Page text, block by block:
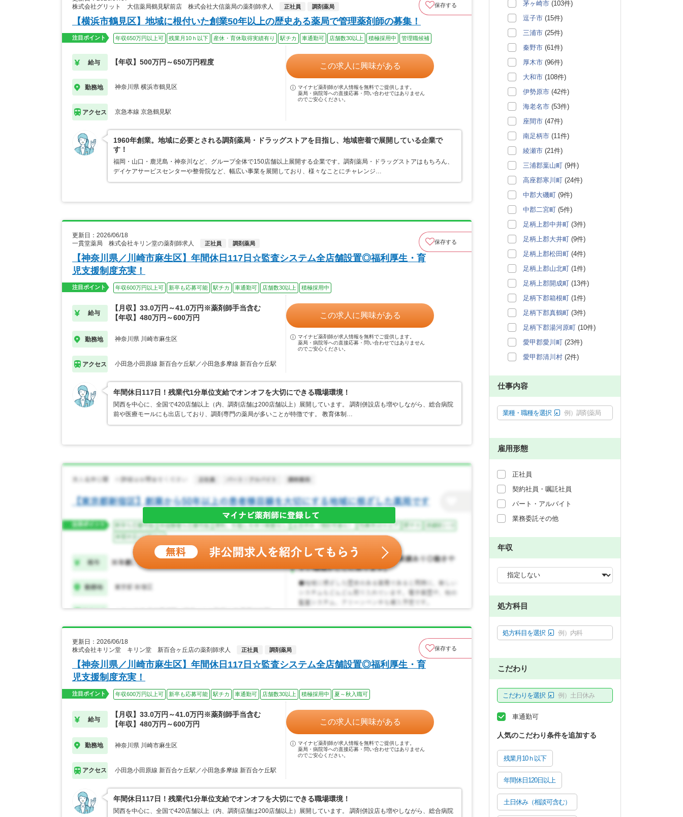
株式会社グリット 大信薬局鶴見駅前店 株式会社大信薬局の薬剤師求人
正社員 調剤薬局 保存する
【横浜市鶴見区】地域に根付いた創業50年以上の歴史ある薬局で管理薬剤師の募集！
注目ポイント 年収650万円以上可 残業月10ｈ以下 産休・育休取得実績有り 駅チカ 車通勤可 店舗数30以上 積極採用中 管理職候補
給与 【年収】500万円～650万円程度
勤務地 神奈川県 横浜市鶴見区
アクセス 京急本線 京急鶴見駅
この求人に興味がある
マイナビ薬剤師が求人情報を無料でご提供します。
薬局・病院等への直接応募・問い合わせではありません
のでご安心ください。
1960年創業。地域に必要とされる調剤薬局・ドラッグストアを目指し、地域密着で展開している企業で
す！
福岡・山口・鹿児島・神奈川など、グループ全体で150店舗以上展開する企業です。調剤薬局・ドラッグストアはもちろん、
デイケアサービスセンターや整骨院など、幅広い事業を展開しており、様々なことにチャレンジ…
更新日：2026/06/18
一貫堂薬局 株式会社キリン堂の薬剤師求人
正社員 調剤薬局 保存する
【神奈川県／川崎市麻生区】年間休日117日☆監査システム全店舗設置◎福利厚生・育
児支援制度充実！
注目ポイント 年収600万円以上可 新卒も応募可能 駅チカ 車通勤可 店舗数30以上 積極採用中
給与
【月収】33.0万円～41.0万円※薬剤師手当含む
【年収】480万円～600万円
勤務地 神奈川県 川崎市麻生区
アクセス 小田急小田原線 新百合ケ丘駅／小田急多摩線 新百合ケ丘駅
この求人に興味がある
マイナビ薬剤師が求人情報を無料でご提供します。
薬局・病院等への直接応募・問い合わせではありません
のでご安心ください。
年間休日117日！残業代1分単位支給でオンオフを大切にできる職場環境！
関西を中心に、全国で420店舗以上（内、調剤店舗は200店舗以上）展開しています。 調剤併設店も増やしながら、総合病院
前や医療モールにも出店しており、調剤専門の薬局が多いことが特徴です。 教育体制…
更新日：2026/06/18
株式会社キリン堂 キリン堂 新百合ヶ丘店の薬剤師求人
正社員 調剤薬局 保存する
【神奈川県／川崎市麻生区】年間休日117日☆監査システム全店舗設置◎福利厚生・育
児支援制度充実！
注目ポイント 年収600万円以上可 新卒も応募可能 駅チカ 車通勤可 店舗数30以上 積極採用中 夏～秋入職可
給与
【月収】33.0万円～41.0万円※薬剤師手当含む
【年収】480万円～600万円
勤務地 神奈川県 川崎市麻生区
アクセス 小田急小田原線 新百合ケ丘駅／小田急多摩線 新百合ケ丘駅
この求人に興味がある
マイナビ薬剤師が求人情報を無料でご提供します。
薬局・病院等への直接応募・問い合わせではありません
のでご安心ください。
年間休日117日！残業代1分単位支給でオンオフを大切にできる職場環境！
関西を中心に、全国で420店舗以上（内、調剤店舗は200店舗以上）展開しています。 調剤併設店も増やしながら、総合病院
茅ヶ崎市 (103件)
逗子市 (15件)
三浦市 (25件)
秦野市 (61件)
厚木市 (96件)
大和市 (108件)
伊勢原市 (42件)
海老名市 (53件)
座間市 (47件)
南足柄市 (11件)
綾瀬市 (21件)
三浦郡葉山町 (9件)
高座郡寒川町 (24件)
中郡大磯町 (9件)
中郡二宮町 (5件)
足柄上郡中井町 (3件)
足柄上郡大井町 (9件)
足柄上郡松田町 (4件)
足柄上郡山北町 (1件)
足柄上郡開成町 (13件)
足柄下郡箱根町 (1件)
足柄下郡真鶴町 (3件)
足柄下郡湯河原町 (10件)
愛甲郡愛川町 (23件)
愛甲郡清川村 (2件)
仕事内容
業種・職種を選択 例）調剤薬局
雇用形態
正社員
契約社員・嘱託社員
パート・アルバイト
業務委託その他
年収
処方科目
処方科目を選択 例）内科
こだわり
こだわりを選択 例）土日休み
車通勤可
人気のこだわり条件を追加する
残業月10ｈ以下
年間休日120日以上
土日休み（相談可含む）